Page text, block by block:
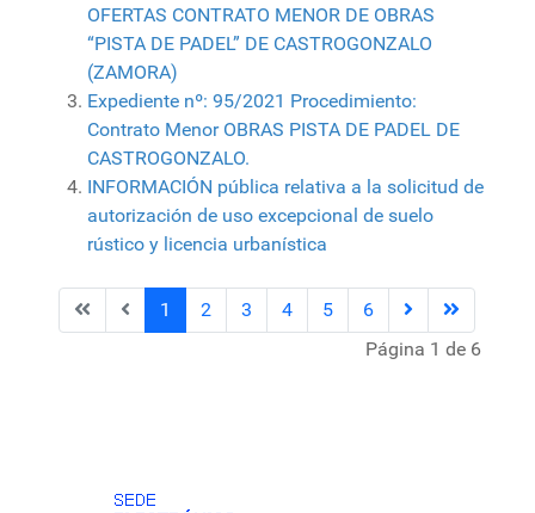
OFERTAS CONTRATO MENOR DE OBRAS
“PISTA DE PADEL” DE CASTROGONZALO
(ZAMORA)
Expediente nº: 95/2021 Procedimiento:
Contrato Menor OBRAS PISTA DE PADEL DE
CASTROGONZALO.
INFORMACIÓN pública relativa a la solicitud de
autorización de uso excepcional de suelo
rústico y licencia urbanística
Página 1 de 6
1 2 3 4 5 6